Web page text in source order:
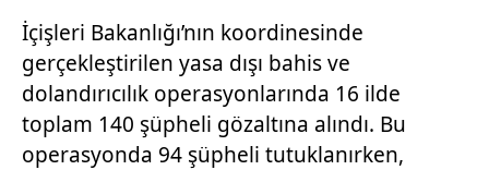
İçişleri Bakanlığı’nın koordinesinde
gerçekleştirilen yasa dışı bahis ve
dolandırıcılık operasyonlarında 16 ilde
toplam 140 şüpheli gözaltına alındı. Bu
operasyonda 94 şüpheli tutuklanırken,